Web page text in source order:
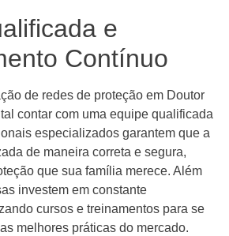
e
Contínuo
de redes de proteção em Doutor
contar com uma equipe qualificada
especializados garantem que a
de maneira correta e segura,
que sua família merece. Além
investem em constante
cursos e treinamentos para se
melhores práticas do mercado.